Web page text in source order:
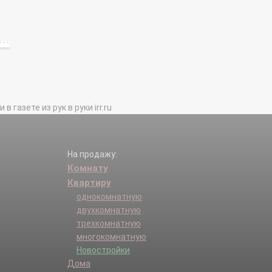
газете из рук в руки irr.ru
На продажу:
Комнату
Квартиру
однокомнатную
двухкомнатную
трехкомнатную
многокомнатную
Новостройки
Дома